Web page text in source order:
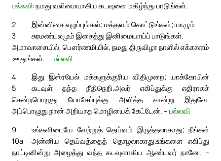
பல்லவி: நமது வலிமையாகிய கடவுளை மகிழ்ந்து பாடுங்கள்.
2
இன்னிசை எழுப்புங்கள்; மத்தளம் கொட்டுங்கள்; யாழும்
சுரமண்டலமும் இசைத்து இனிமையாய்ப் பாடுங்கள்.
3
அமாவாசையில், பௌர்ணமியில், நமது திருவிழா நாளில் எக்காளம்
ஊதுங்கள். – பல்லவி
4
இது இஸ்ரயேல் மக்களுக்குரிய விதிமுறை; யாக்கோபின்
கடவுள் தந்த நீதிநெறி.
5
அவர் எகிப்துக்கு எதிராகச்
சென்றபொழுது யோசேப்புக்கு அளித்த சான்று இதுவே.
அப்பொழுது நான் அறியாத மொழியைக் கேட்டேன். – பல்லவி
9
உங்களிடையே வேற்றுத் தெய்வம் இருத்தலாகாது; நீங்கள்
அன்னிய தெய்வத்தைத் தொழலாகாது.
10a
உங்களை எகிப்து
நாட்டினின்று அழைத்து வந்த கடவுளாகிய ஆண்டவர் நானே. –